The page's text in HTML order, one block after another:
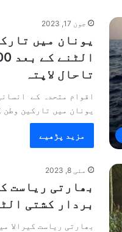
جون 17, 2023
یونان میں
تاحال لاپتہ
اقوام متحدہ کے
یونان میں تارکین
مزید پڑھیے
مئی 8, 2023
بھارتی ریاست
بردار کشتی الٹنے سے 21
بھارتی ریاست کیرالا